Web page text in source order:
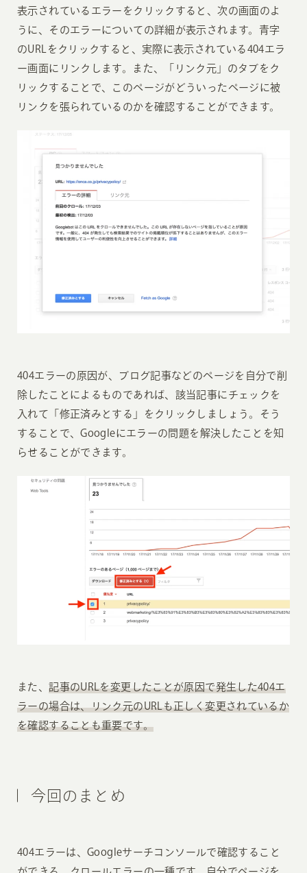
表示されているエラーをクリックすると、次の画面のよ
うに、そのエラーについての詳細が表示されます。青字
のURLをクリックすると、実際に表示されている404エラ
ー画面にリンクします。また、「リンク元」のタブをク
リックすることで、このページがどういったページに被
リンクを張られているのかを確認することができます。
404エラーの原因が、ブログ記事などのページを自分で削
除したことによるものであれば、該当記事にチェックを
入れて「修正済みとする」をクリックしましょう。そう
することで、Googleにエラーの問題を解決したことを知
らせることができます。
また、記事のURLを変更したことが原因で発生した404エ
ラーの場合は、リンク元のURLも正しく変更されているか
を確認することも重要です。
今回のまとめ
404エラーは、Googleサーチコンソールで確認すること